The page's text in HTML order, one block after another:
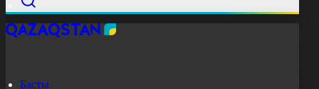
Басты